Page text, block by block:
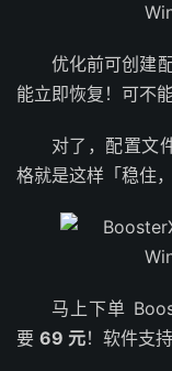
优化前可创建
能立即恢复！可不
对了，配置文
格就是这样「稳住，
马上下单
要 69 元！软件支